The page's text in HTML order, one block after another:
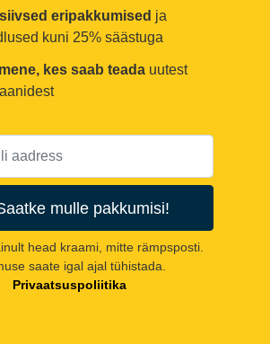
eripakkumised ja
kuni 25% säästuga
kes saab teada uutest
mulle pakkumisi!
head kraami, mitte rämpsposti.
saate igal ajal tühistada.
Privaatsuspoliitika